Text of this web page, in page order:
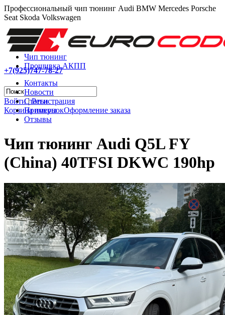
Профессиональный чип тюнинг Audi BMW Mercedes Porsche
Seat Skoda Volkswagen
+7(925)747-78-27
Войти|Регистрация
Корзина покупокОформление заказа
Чип тюнинг
Прошивка АКПП
Контакты
Новости
Статьи
Примеры
Отзывы
Чип тюнинг Audi Q5L FY
(China) 40TFSI DKWC 190hp